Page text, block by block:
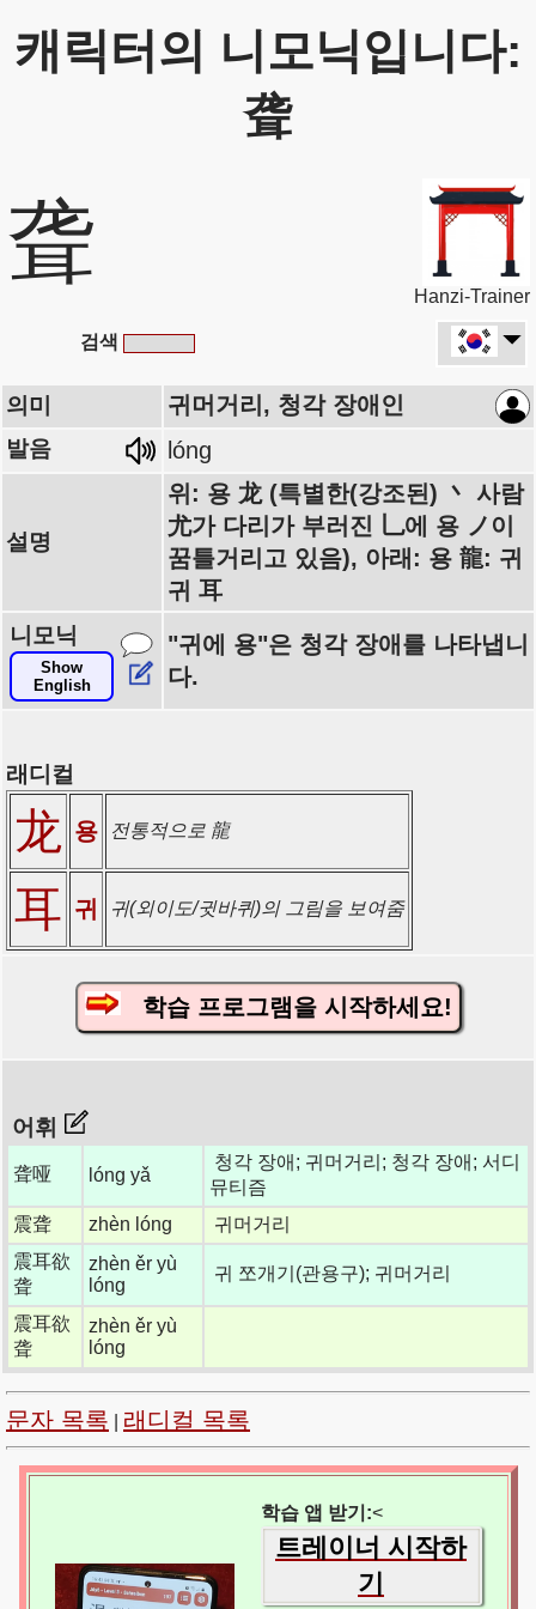
캐릭터의 니모닉입니다:
聋
聋
Hanzi-Trainer
검색
의미 귀머거리, 청각 장애인
발음 lóng
설명
위: 용 龙 (특별한(강조된) 丶 사람
尤가 다리가 부러진 乚에 용 ノ이
꿈틀거리고 있음), 아래: 용 龍: 귀
귀 耳
니모닉
Show
English
"귀에 용"은 청각 장애를 나타냅니
다.
래디컬
龙 용 전통적으로 龍
耳 귀 귀(외이도/귓바퀴)의 그림을 보여줌
학습 프로그램을 시작하세요!
어휘
聋哑 lóng yǎ
청각 장애; 귀머거리; 청각 장애; 서디
뮤티즘
震聋
zhèn lóng
귀머거리
震耳欲
聋
zhèn ěr yù
lóng
귀 쪼개기(관용구); 귀머거리
震耳欲
聋
zhèn ěr yù
lóng
문자 목록 래디컬 목록
학습 앱 받기:<
트레이너 시작하
기